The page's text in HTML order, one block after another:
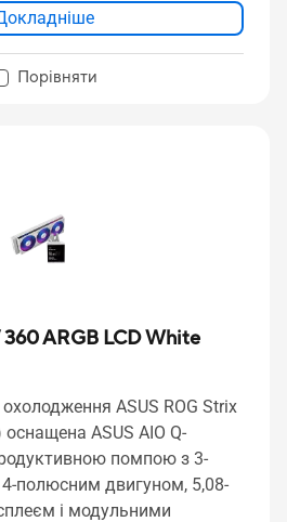
Порівняти
ARGB LCD White
ASUS ROG Strix
ASUS AIO Q-
помпою з 3-
полюсним двигуном, 5,08-
і модульними